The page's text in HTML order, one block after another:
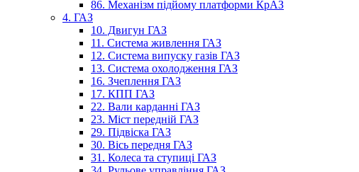
86. Механізм підйому платформи КрАЗ
4. ГАЗ
10. Двигун ГАЗ
11. Система живлення ГАЗ
12. Система випуску газів ГАЗ
13. Система охолодження ГАЗ
16. Зчеплення ГАЗ
17. КПП ГАЗ
22. Вали карданні ГАЗ
23. Міст передній ГАЗ
29. Підвіска ГАЗ
30. Вісь передня ГАЗ
31. Колеса та ступиці ГАЗ